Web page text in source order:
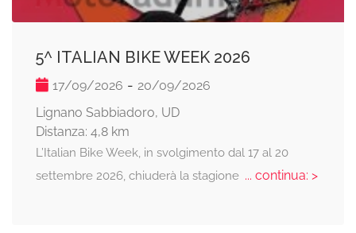
5^ ITALIAN BIKE WEEK 2026
17/09/2026 - 20/09/2026
Lignano Sabbiadoro, UD
Distanza: 4,8 km
L’Italian Bike Week, in svolgimento dal 17 al 20
settembre 2026, chiuderà la stagione... continua: >